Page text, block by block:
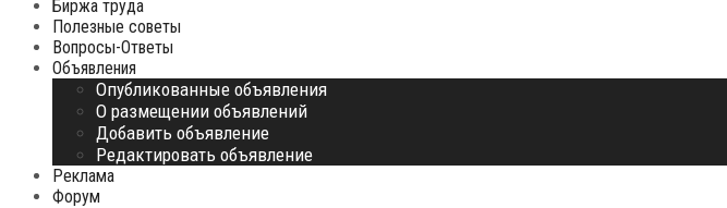
Биржа труда
Полезные советы
Вопросы-Ответы
Объявления
Опубликованные объявления
О размещении объявлений
Добавить объявление
Редактировать объявление
Реклама
Форум